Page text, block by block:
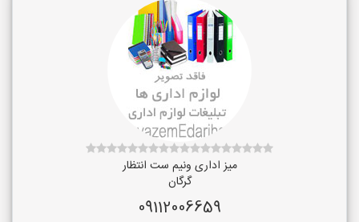
میز اداری ونیم ست انتظار
گرگان
09112006659